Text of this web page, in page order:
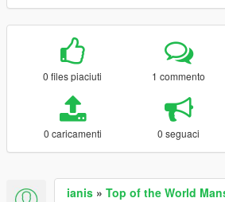
0 files piaciuti 1 commento
0 caricamenti 0 seguaci
ianis » Top of the World